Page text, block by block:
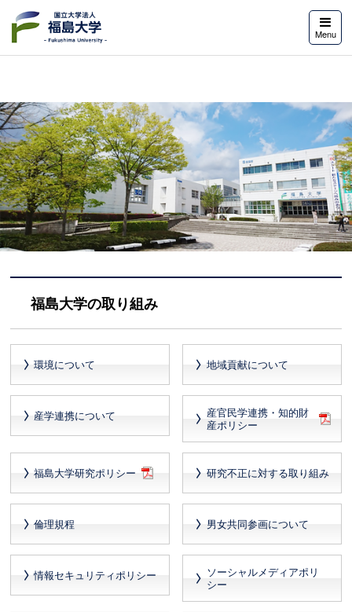
Menu
福島大学の取り組み
環境について 地域貢献について
産学連携について
産官民学連携・知的財
産ポリシー
福島大学研究ポリシー 研究不正に対する取り組み
倫理規程 男女共同参画について
情報セキュリティポリシー
ソーシャルメディアポリ
シー